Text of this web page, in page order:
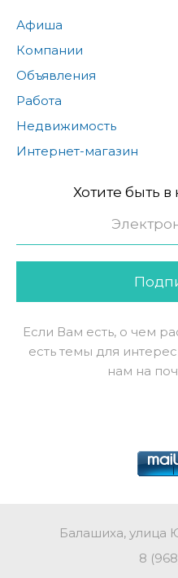
Афиша
Компании
Объявления
Работа
Недвижимость
Интернет-магазин
Хотите быть
Если Вам есть, о чем
есть темы для
нам на
Балашиха, улица
8